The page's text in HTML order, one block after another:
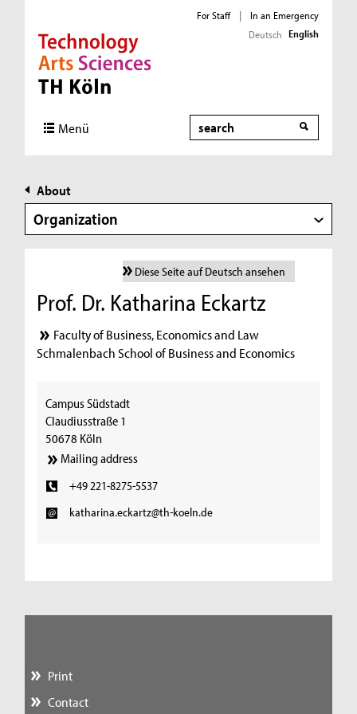
Direkt zur Hauptnavigation
Direkt zur Subnavigation
Direkt zum Inhalt
Direkt zum Fußbereich
For Staff |
In an Emergency
Deutsch English
Menü Search
About
Organization
Diese Seite auf Deutsch ansehen
Prof. Dr. Katharina Eckartz
Faculty of Business, Economics and Law
Schmalenbach School of Business and Economics
Campus Südstadt
Claudiusstraße 1
50678 Köln
Mailing address
+49 221-8275-5537
katharina.eckartz@th-koeln.de
Print
Contact